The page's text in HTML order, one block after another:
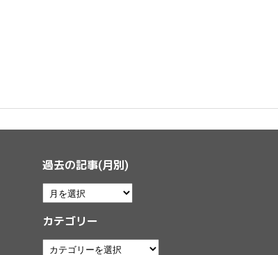
過去の記事(月別)
カテゴリー